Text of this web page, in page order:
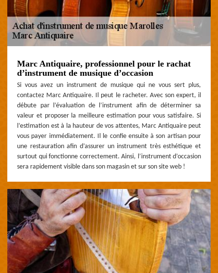
Marc Antiquaire, professionnel pour le rachat
d’instrument de musique d’occasion
Si vous avez un instrument de musique qui ne vous sert plus,
contactez Marc Antiquaire. Il peut le racheter. Avec son expert, il
débute par l’évaluation de l’instrument afin de déterminer sa
valeur et proposer la meilleure estimation pour vous satisfaire. Si
l’estimation est à la hauteur de vos attentes, Marc Antiquaire peut
vous payer immédiatement. Il le confie ensuite à son artisan pour
une restauration afin d’assurer un instrument très esthétique et
surtout qui fonctionne correctement. Ainsi, l’instrument d’occasion
sera rapidement visible dans son magasin et sur son site web !